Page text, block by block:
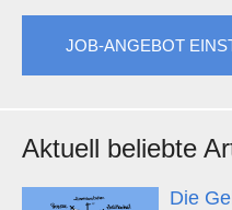
JOB-ANGEBOT
Aktuell beliebte
Die